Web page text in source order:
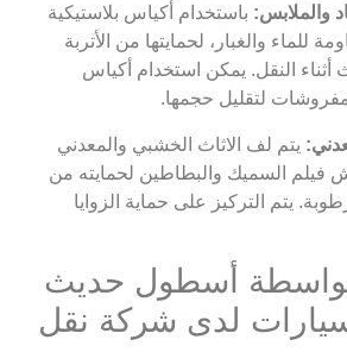
والملابس: باستخدام أكياس بلاستيكية
للماء والغبار، لحمايتها من الأتربة
النقل. يمكن استخدام أكياس
لتقليل حجمها.
يتم لف الاثاث الخشبي والمعدني
فيلم السميك والبطاطين لحمايته من
يتم التركيز على حماية الزوايا
بواسطة أسطول حديث
لدى شركة نقل